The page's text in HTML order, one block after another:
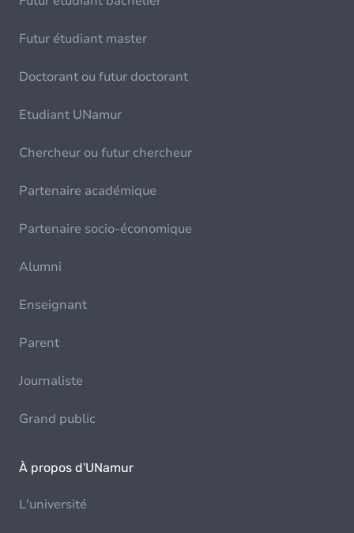
Futur étudiant master
Doctorant ou futur doctorant
Etudiant UNamur
Chercheur ou futur chercheur
Partenaire académique
Partenaire socio-économique
Alumni
Enseignant
Parent
Journaliste
Grand public
À propos d'UNamur
L'université